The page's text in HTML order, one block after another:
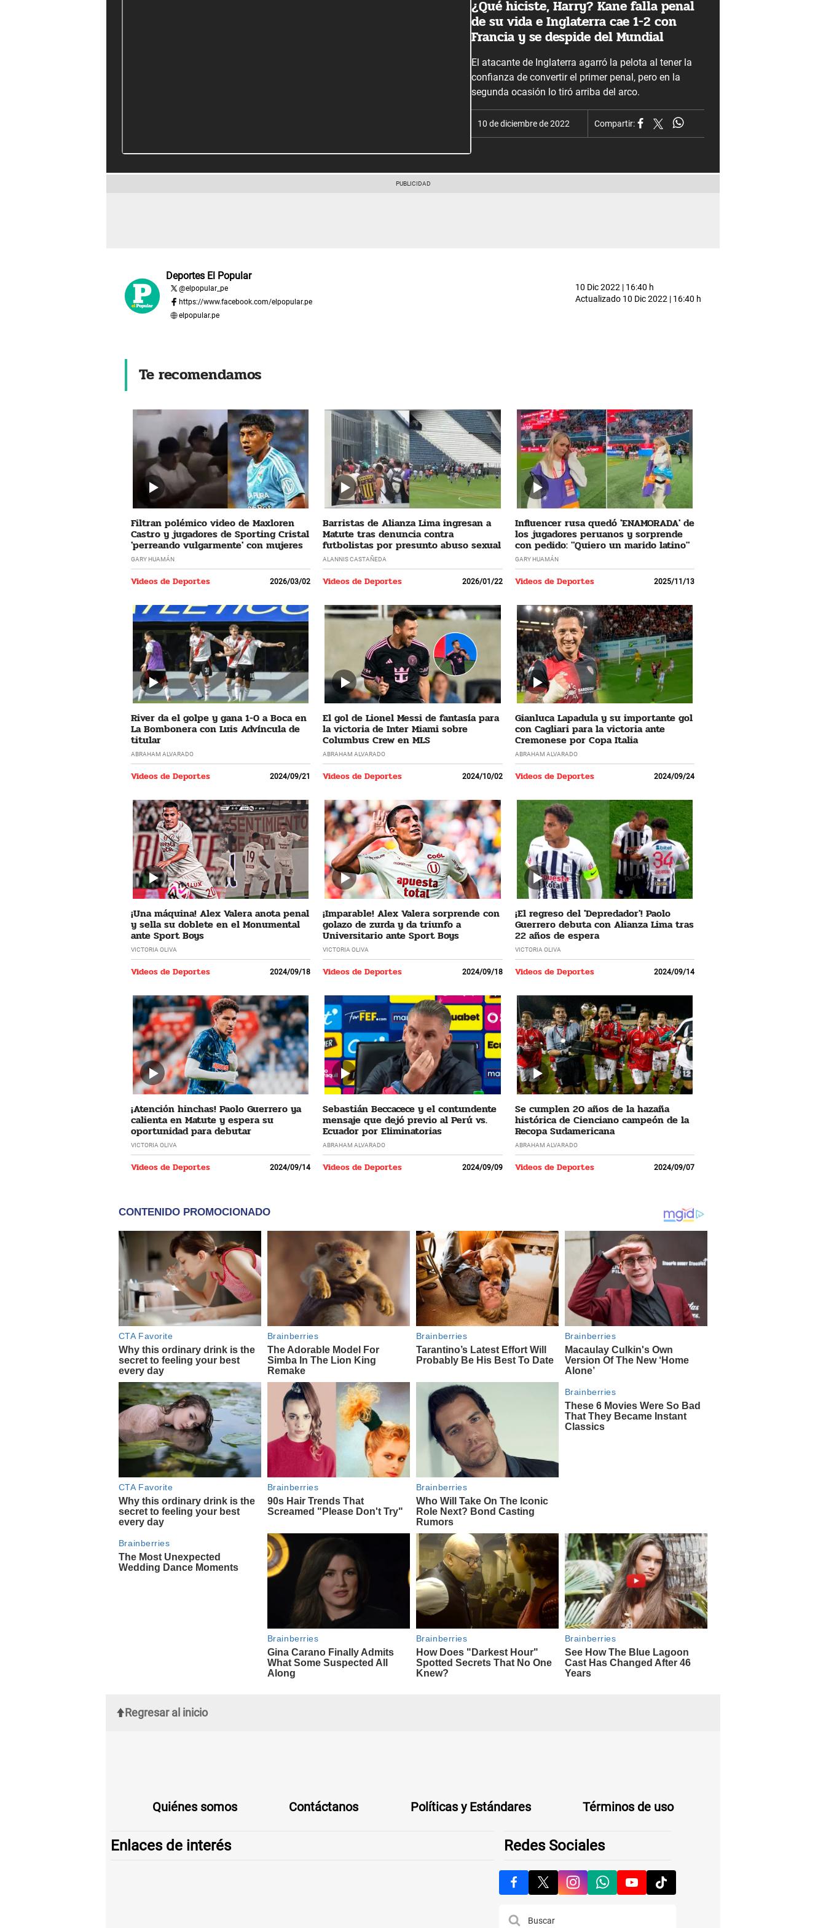
¿Qué hiciste, Harry? Kane falla penal
de su vida e Inglaterra cae 1-2 con
Francia y se despide del Mundial
El atacante de Inglaterra agarró la pelota al tener la
confianza de convertir el primer penal, pero en la
segunda ocasión lo tiró arriba del arco.
10 de diciembre de 2022 Compartir:
Deportes El Popular
@elpopular_pe
https://www.facebook.com/elpopular.pe
elpopular.pe
10 Dic 2022 | 16:40 h
Actualizado 10 Dic 2022 | 16:40 h
Te recomendamos
Filtran polémico video de Maxloren
Castro y jugadores de Sporting Cristal
'perreando vulgarmente' con mujeres
GARY HUAMÁN
Videos de Deportes 2026/03/02
Barristas de Alianza Lima ingresan a
Matute tras denuncia contra
futbolistas por presunto abuso sexual
ALANNIS CASTAÑEDA
Videos de Deportes 2026/01/22
Influencer rusa quedó 'ENAMORADA' de
los jugadores peruanos y sorprende
con pedido: "Quiero un marido latino"
GARY HUAMÁN
Videos de Deportes 2025/11/13
River da el golpe y gana 1-0 a Boca en
La Bombonera con Luis Advíncula de
titular
ABRAHAM ALVARADO
Videos de Deportes 2024/09/21
El gol de Lionel Messi de fantasía para
la victoria de Inter Miami sobre
Columbus Crew en MLS
ABRAHAM ALVARADO
Videos de Deportes 2024/10/02
Gianluca Lapadula y su importante gol
con Cagliari para la victoria ante
Cremonese por Copa Italia
ABRAHAM ALVARADO
Videos de Deportes 2024/09/24
¡Una máquina! Alex Valera anota penal
y sella su doblete en el Monumental
ante Sport Boys
VICTORIA OLIVA
Videos de Deportes 2024/09/18
¡Imparable! Alex Valera sorprende con
golazo de zurda y da triunfo a
Universitario ante Sport Boys
VICTORIA OLIVA
Videos de Deportes 2024/09/18
¡El regreso del 'Depredador'! Paolo
Guerrero debuta con Alianza Lima tras
22 años de espera
VICTORIA OLIVA
Videos de Deportes 2024/09/14
¡Atención hinchas! Paolo Guerrero ya
calienta en Matute y espera su
oportunidad para debutar
VICTORIA OLIVA
Videos de Deportes 2024/09/14
Sebastián Beccacece y el contundente
mensaje que dejó previo al Perú vs.
Ecuador por Eliminatorias
ABRAHAM ALVARADO
Videos de Deportes 2024/09/09
Se cumplen 20 años de la hazaña
histórica de Cienciano campeón de la
Recopa Sudamericana
ABRAHAM ALVARADO
Videos de Deportes 2024/09/07
Regresar al inicio
Quiénes somos Contáctanos Políticas y Estándares Términos de uso
Enlaces de interés Redes Sociales